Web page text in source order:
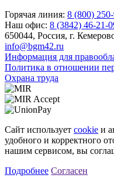
Горячая линия: 8 (800)
Наш офис: 8 (3842) 46-21-
650044, Россия, г.
info@bgm42.ru
Информация для
Политика в отношении
Охрана труда
Сайт использует cookie и
удобного и корректного
нашим сервисом, вы
Подробнее Согласен